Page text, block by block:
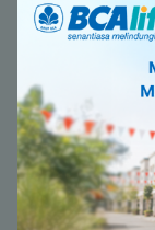
standar dan
memenuhi